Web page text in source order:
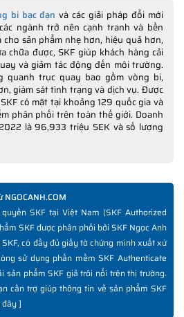
bi bạc đạn và các giải pháp đổi mới
ngành trở nên cạnh tranh và bền
sản phẩm nhẹ hơn, hiệu quả hơn,
chữa được, SKF giúp khách hàng cải
và giảm tác động đến môi trường.
quanh trục quay bao gồm vòng bi,
giám sát tình trạng và dịch vụ. Được
có mặt tại khoảng 129 quốc gia và
phân phối trên toàn thế giới. Doanh
là 96,933 triệu SEK và số lượng
SKF tại Việt Nam (SKF Authorized
SKF được phân phối bởi SKF Ngọc Anh
có đầy đủ giấy tờ chứng minh xuất xứ
sử dụng phần mềm SKF Authenticate
sản phẩm SKF giả trôi nổi trên thị trường.
cần trợ giúp thông tin về sản phẩm SKF
đây]